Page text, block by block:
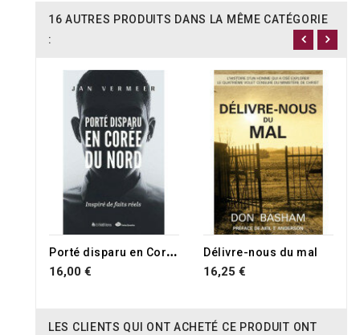
16 AUTRES PRODUITS DANS LA MÊME CATÉGORIE
:
P
orté disparu en Corée du Nord
16,00 €
Délivre-nous du mal
16,25 €
LES CLIENTS QUI ONT ACHETÉ CE PRODUIT ONT